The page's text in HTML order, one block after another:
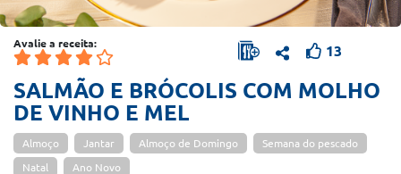
Avalie a receita: 13
SALMÃO E BRÓCOLIS COM MOLHO
DE VINHO E MEL
Almoço Jantar Almoço de Domingo Semana do pescado
Natal Ano Novo